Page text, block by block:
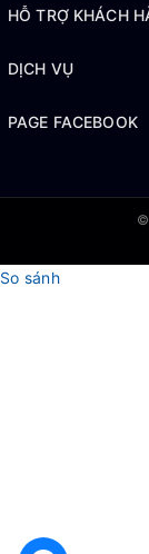
HỖ TRỢ KHÁCH
DỊCH VỤ
PAGE FACEBOOK
©
So sánh